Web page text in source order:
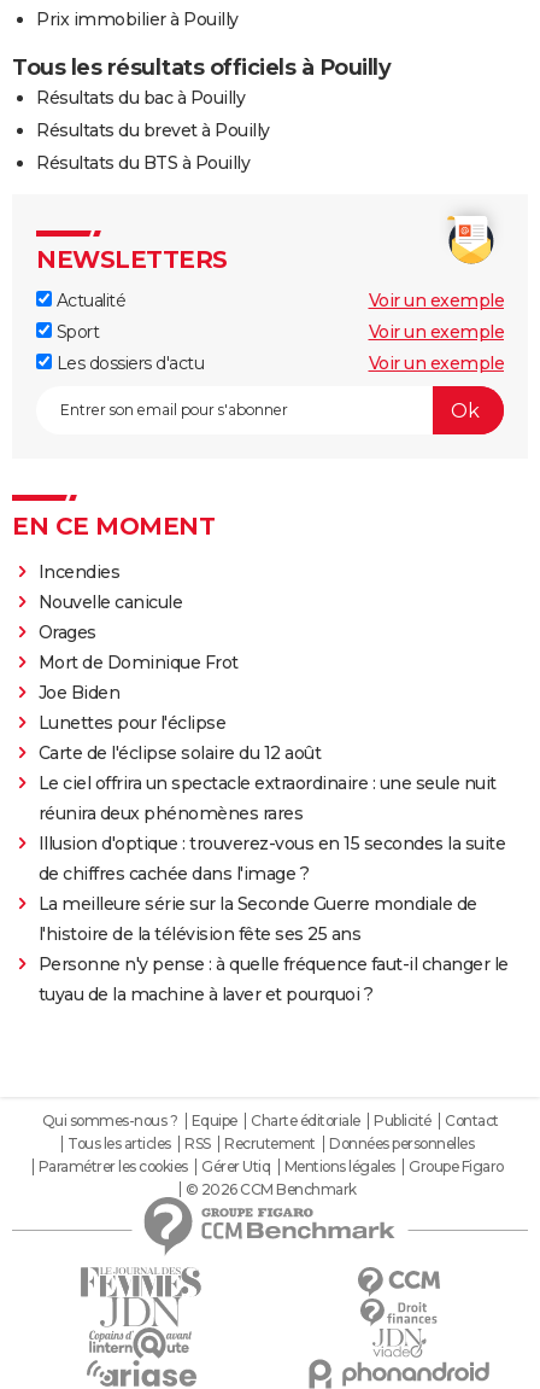
Prix immobilier à Pouilly
Tous les résultats officiels à Pouilly
Résultats du bac à Pouilly
Résultats du brevet à Pouilly
Résultats du BTS à Pouilly
NEWSLETTERS
Actualité
Voir un exemple
Sport
Voir un exemple
Les dossiers d'actu
Voir un exemple
EN CE MOMENT
Incendies
Nouvelle canicule
Orages
Mort de Dominique Frot
Joe Biden
Lunettes pour l'éclipse
Carte de l'éclipse solaire du 12 août
Le ciel offrira un spectacle extraordinaire : une seule nuit
réunira deux phénomènes rares
Illusion d'optique : trouverez-vous en 15 secondes la suite
de chiffres cachée dans l'image ?
La meilleure série sur la Seconde Guerre mondiale de
l'histoire de la télévision fête ses 25 ans
Personne n'y pense : à quelle fréquence faut-il changer le
tuyau de la machine à laver et pourquoi ?
Qui sommes-nous ? Equipe Charte éditoriale Publicité
Contact
Tous les articles
RSS Recrutement
Données personnelles
Paramétrer les cookies
Gérer Utiq Mentions légales
Groupe Figaro
© 2026 CCM Benchmark